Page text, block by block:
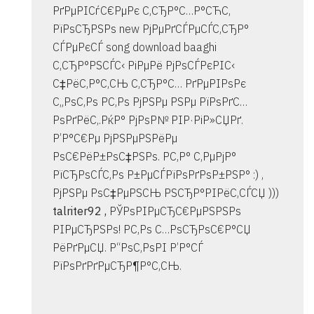
РґРµРІСѓС€РµРє С‚СЂР°С…Р°СЋС‚
РїРѕСЂРЅРѕ new РјРµРґСЃРµСЃС‚СЂР°
СЃРµРєСЃ song download baaghi
С‚СЂР°РЅСЃС‹ РіРµРё РјРѕСЃРєРІС‹
С‡РёС‚Р°С‚СЊ С‚СЂР°С… РґРµРІРѕРє
С„РѕС‚Рѕ Р­С‚Рѕ РјРЅРµ РЅРµ РїРѕРґС…
РѕРґРёС‚.РќР° РјРѕР№ РІР·РіР»СЏРґ.
Р’Р°С€Рµ РјРЅРµРЅРёРµ
РѕС€РёР±РѕС‡РЅРѕ. Р­С‚Р° С‚РµРјР°
РїСЂРѕСЃС‚Рѕ Р±РµСЃРїРѕРґРѕР±РЅР° :) ,
РјРЅРµ РѕС‡РµРЅСЊ РЅСЂР°РІРёС‚СЃСЏ )))
talriter92 , РЎРѕРІРµСЂС€РµРЅРЅРѕ
РІРµСЂРЅРѕ! Р­С‚Рѕ С…РѕСЂРѕС€Р°СЏ
РёРґРµСЏ. Р“РѕС‚РѕРІ Р’Р°СЃ
РїРѕРґРґРµСЂР¶Р°С‚СЊ.